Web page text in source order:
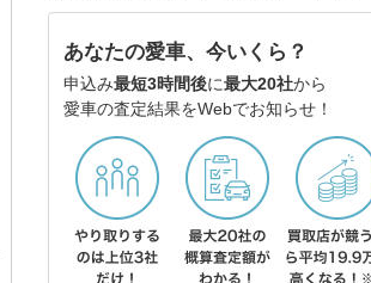
あなたの愛車、今いくら？
申込み最短3時間後に最大20社から
愛車の査定結果をWebでお知らせ！